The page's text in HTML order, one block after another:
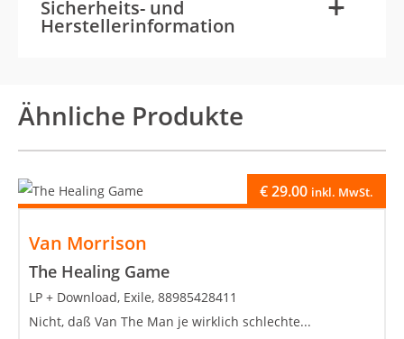
Sicherheits- und
Herstellerinformation
Ähnliche Produkte
Van Morrison
The Healing Game
€29.00 inkl. MwSt.
LP + Download, Exile, 88985428411
Nicht, daß Van The Man je wirklich schlechte...